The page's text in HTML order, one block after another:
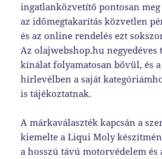
ingatlanközvetítő pontosan
az időmegtakarítás közvetlen
és az online rendelés ezt
Az olajwebshop.hu negyedéves
kínálat folyamatosan bővül, és
hírlevélben a saját
is tájékoztatnak.
A márkaválaszték kapcsán a
kiemelte a Liqui Moly
a hosszú távú motorvédelem